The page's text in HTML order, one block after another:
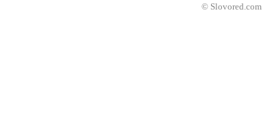
© Slovored.com